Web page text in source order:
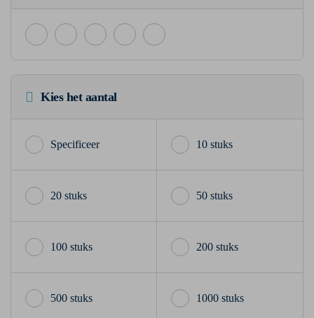
Kies het aantal
10 stuks
20 stuks 50 stuks
100 stuks 200 stuks
500 stuks 1000 stuks